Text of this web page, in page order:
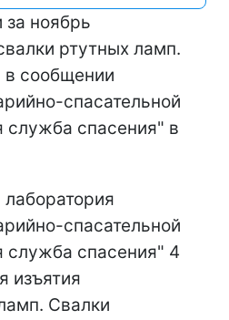
за ноябрь
ртутных ламп.
в сообщении
спасательной
спасения" в
спасательной
спасения" 4
изъятия
Свалки